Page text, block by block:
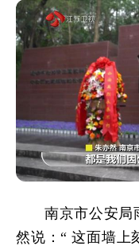
南京市公安局
然说：“ 这面墙上